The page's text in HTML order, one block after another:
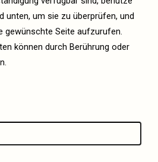
unten, um sie zu überprüfen, und
gewünschte Seite aufzurufen.
können durch Berührung oder